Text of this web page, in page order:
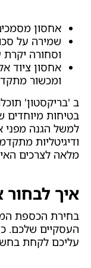
אחסון
שמירה על
וסחורה יקרת
אחסון ציוד
ומכשור
ב 'בריקסטון'
בטיחות מיוחדים
למשל הגנה מפני
ודיגיטליות
מלאה לצרכים
איך
בחירת הכספת
העסקיים שלכם.
עליכם לקחת